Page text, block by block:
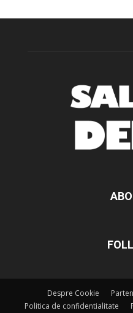
Despre Cookie
Politica de confidentialitate